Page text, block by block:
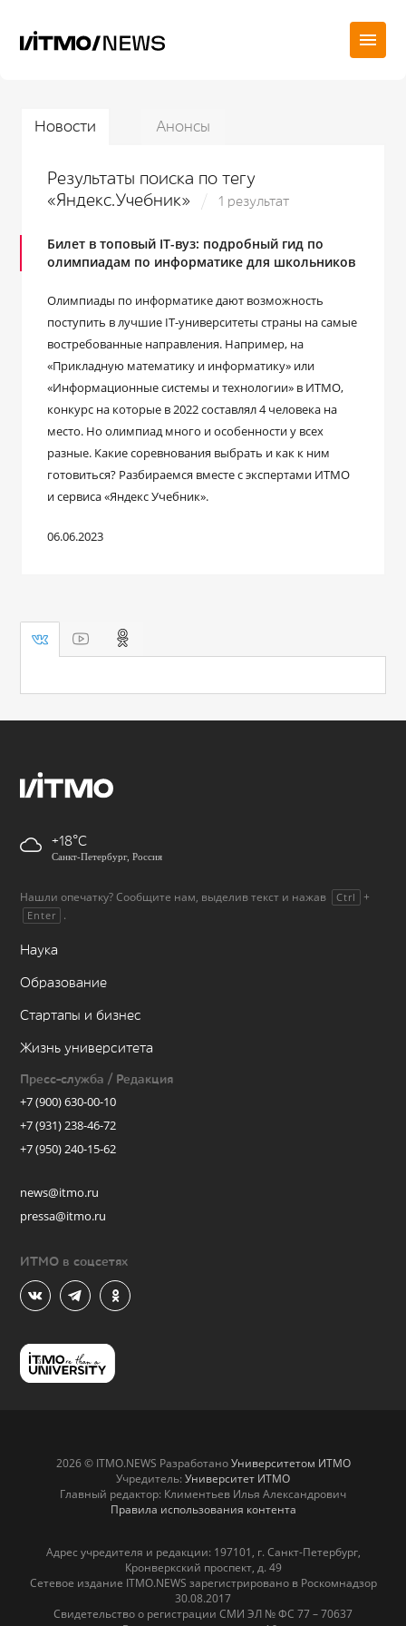
Новости Анонсы
Результаты поиска по тегу
«Яндекс.Учебник»
1 результат
Билет в топовый IT-вуз: подробный гид по
олимпиадам по информатике для школьников
Олимпиады по информатике дают возможность
поступить в лучшие IT-университеты страны на самые
востребованные направления. Например, на
«Прикладную математику и информатику» или
«Информационные системы и технологии» в ИТМО,
конкурс на которые в 2022 составлял 4 человека на
место. Но олимпиад много и особенности у всех
разные. Какие соревнования выбрать и как к ним
готовиться? Разбираемся вместе с экспертами ИТМО
и сервиса «Яндекс Учебник».
06.06.2023
+18
Санкт-Петербург, Россия
Нашли опечатку? Сообщите нам, выделив текст и нажав Ctrl +
Enter .
Наука
Образование
Стартапы и бизнес
Жизнь университета
Пресс-служба / Редакция
+7 (900) 630-00-10
+7 (931) 238-46-72
+7 (950) 240-15-62
news@itmo.ru
pressa@itmo.ru
ИТМО в соцсетях
2026 © ITMO.NEWS РазработаноУниверситетом ИТМО
Учредитель: Университет ИТМО
Главный редактор: Климентьев Илья Александрович
Правила использования контента
Адрес учредителя и редакции: 197101, г. Санкт-Петербург,
Кронверкский проспект, д. 49
Сетевое издание ITMO.NEWS зарегистрировано в Роскомнадзор
30.08.2017
Свидетельство о регистрации СМИ ЭЛ № ФС 77 – 70637